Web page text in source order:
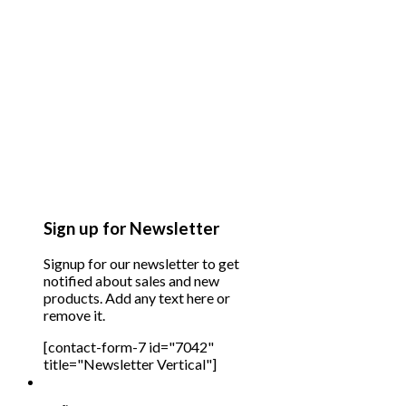
Sign up for Newsletter
Signup for our newsletter to get
notified about sales and new
products. Add any text here or
remove it.
[contact-form-7 id="7042"
title="Newsletter Vertical"]